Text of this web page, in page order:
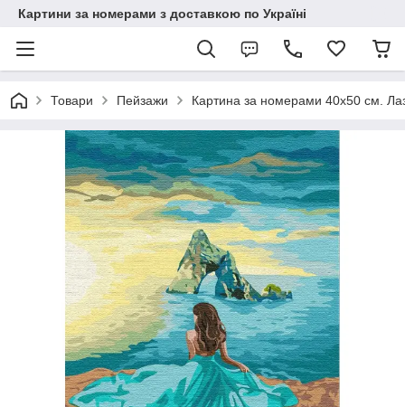
Картини за номерами з доставкою по Україні
Товари Пейзажи Картина за номерами 40х50 см.